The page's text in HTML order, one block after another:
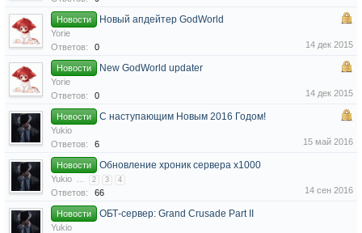
Новости Новый апдейтер GodWorld
Yorie
Ответов:
0 14 дек 2015
Новости New GodWorld updater
Yorie
Ответов:
0 14 дек 2015
Новости С наступающим Новым 2016 Годом!
Yukio
Ответов:
6 15 май 2016
Новости Обновление хроник сервера х1000
Yukio ... 2 3 4
Ответов: 66 14 сен 2016
Новости ОБТ-сервер: Grand Crusade Part II
Yukio